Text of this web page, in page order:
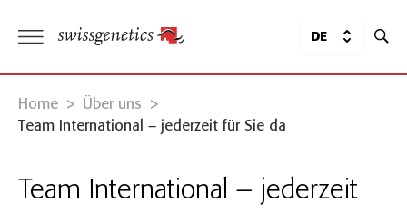
DE
Home > Über uns >
Team International – jederzeit für Sie da
Team International – jederzeit